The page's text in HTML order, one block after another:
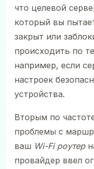
что целевой
который вы
закрыт или
происходить по
например, если
настроек
устройства.
Вторым по
проблемы с
ваш Wi-Fi роутер
провайдер ввел